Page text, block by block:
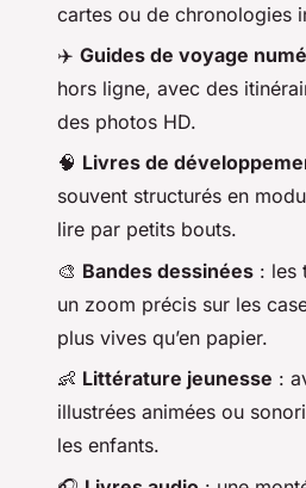
cartes ou de chronologies
✈️ Guides de voyage
hors ligne, avec des
des photos HD.
🧠 Livres de
souvent structurés en
lire par petits bouts.
🎨 Bandes dessinées : les
un zoom précis sur les
plus vives qu’en papier.
👶 Littérature jeunesse :
illustrées animées ou
les enfants.